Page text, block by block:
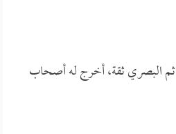
ثم البصري ثقة، أخرج له أصحاب